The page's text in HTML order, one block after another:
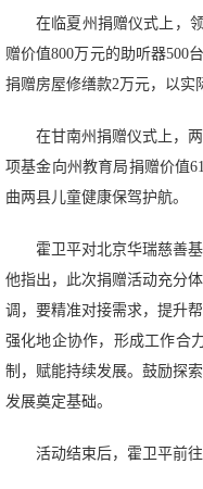
在临夏州捐赠仪式上，
赠价值800万元的助听器500
捐赠房屋修缮款2万元，以实
在甘南州捐赠仪式上，
项基金向州教育局捐赠价值
曲两县儿童健康保驾护航。
霍卫平对北京华瑞慈善
他指出，此次捐赠活动充分
调，要精准对接需求，提升
强化地企协作，形成工作合
制，赋能持续发展。鼓励探
发展奠定基础。
活动结束后，霍卫平前